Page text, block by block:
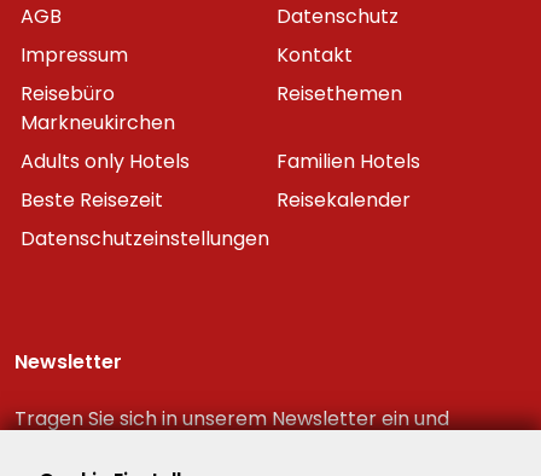
AGB
Datenschutz
Impressum
Kontakt
Reisebüro
Markneukirchen
Reisethemen
Adults only Hotels
Familien Hotels
Beste Reisezeit
Reisekalender
Datenschutzeinstellungen
Newsletter
Tragen Sie sich in unserem Newsletter ein und